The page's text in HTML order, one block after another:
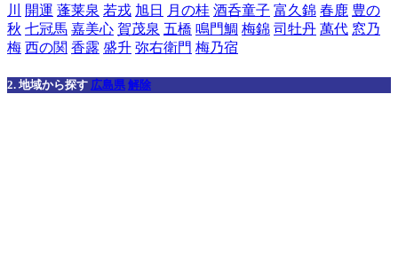
川
開運 蓬莱泉 若戎 旭日 月の桂 酒呑童子 富久錦 春鹿 豊の
秋 七冠馬 嘉美心 賀茂泉 五橋 鳴門鯛 梅錦 司牡丹 萬代 窓乃
梅 西の関 香露 盛升 弥右衛門 梅乃宿
2. 地域から探す 広島県 解除